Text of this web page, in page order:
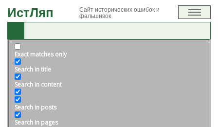
ИстЛяп Сайт исторических ошибок и
фальшивок
Exact matches only
Search in title
Search in content
Search in posts
Search in pages